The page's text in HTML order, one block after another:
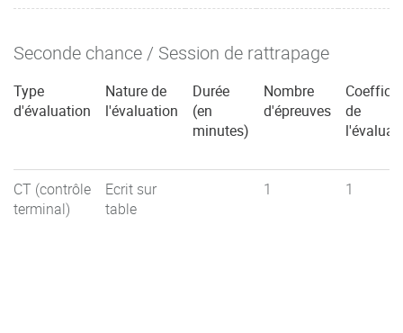
Seconde chance / Session de rattrapage
Type
d'évaluation
Nature de
l'évaluation
Durée
(en
minutes)
Nombre
d'épreuves
de
CT (contrôle
terminal)
Ecrit sur
table
1 1